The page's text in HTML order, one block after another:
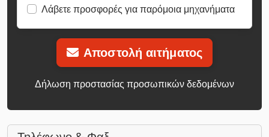
Λάβετε προσφορές για παρόμοια μηχανήματα
Αποστολή αιτήματος
Δήλωση προστασίας προσωπικών δεδομένων